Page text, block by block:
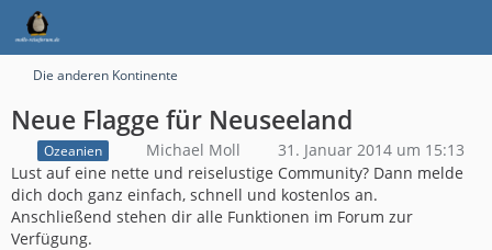
Die anderen Kontinente
Neue Flagge für Neuseeland
Ozeanien Michael Moll
31. Januar 2014 um 15:13
Lust auf eine nette und reiselustige Community? Dann melde
dich doch ganz einfach, schnell und kostenlos an.
Anschließend stehen dir alle Funktionen im Forum zur
Verfügung.